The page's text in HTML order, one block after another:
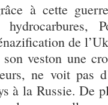
à cette
hydrocarbures,
de
veston une
ne voit pas
à la Russie. De